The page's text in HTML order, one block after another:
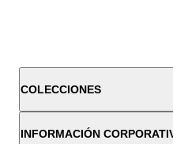
COLECCIONES
INFORMACIÓN